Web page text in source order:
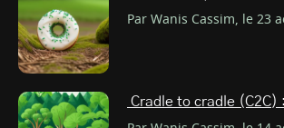
Par Wanis Cassim, le 23
Cradle to cradle (C2C)